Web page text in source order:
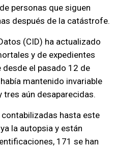
personas que siguen
después de la catástrofe.
(CID) ha actualizado
y de expedientes
el pasado 12 de
mantenido invariable
aún desaparecidas.
hasta este
la autopsia y están
171 se han